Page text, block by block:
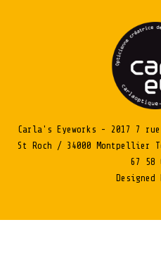
Carla's Eyeworks - 2017 7
St Roch / 34000 Montpellier
67 58
Designed